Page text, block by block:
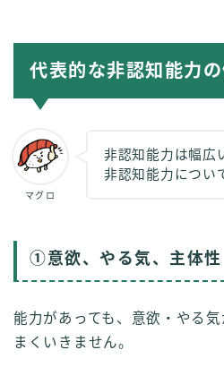
代表的な非認知能力の
マグロ
非認知能力は幅広
非認知能力につい
①意欲、やる気、主体性
能力があっても、意欲・やる
まくいきません。